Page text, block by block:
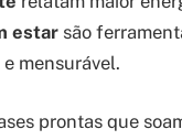
estar são
mensurável.
prontas que